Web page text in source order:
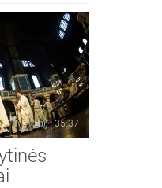
Petras
35:37